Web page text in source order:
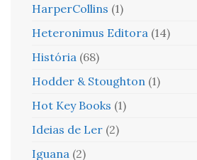
HarperCollins (1)
Heteronimus Editora (14)
História (68)
Hodder & Stoughton (1)
Hot Key Books (1)
Ideias de Ler (2)
Iguana (2)